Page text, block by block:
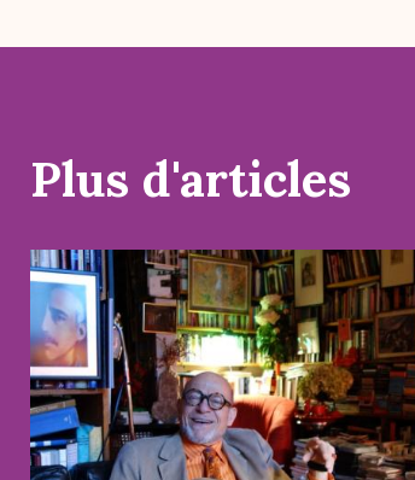
Plus d'articles